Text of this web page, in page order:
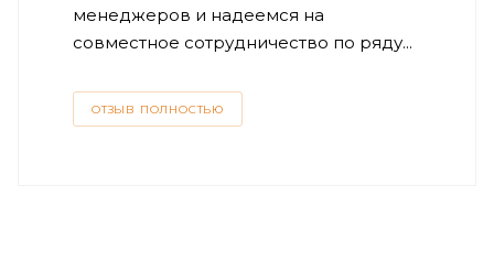
менеджеров и надеемся на
совместное сотрудничество по ряду...
ОТЗЫВ ПОЛНОСТЬЮ